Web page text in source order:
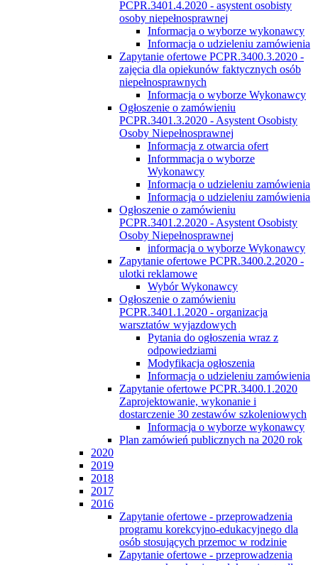
PCPR.3401.4.2020 - asystent osobisty
osoby niepełnosprawnej
Informacja o wyborze wykonawcy
Informacja o udzieleniu zamówienia
Zapytanie ofertowe PCPR.3400.3.2020 -
zajęcia dla opiekunów faktycznych osób
niepełnosprawnych
Informacja o wyborze Wykonawcy
Ogłoszenie o zamówieniu
PCPR.3401.3.2020 - Asystent Osobisty
Osoby Niepełnosprawnej
Informacja z otwarcia ofert
Informmacja o wyborze
Wykonawcy
Informacja o udzieleniu zamówienia
Informacja o udzieleniu zamówienia
Ogłoszenie o zamówieniu
PCPR.3401.2.2020 - Asystent Osobisty
Osoby Niepełnosprawnej
informacja o wyborze Wykonawcy
Zapytanie ofertowe PCPR.3400.2.2020 -
ulotki reklamowe
Wybór Wykonawcy
Ogłoszenie o zamówieniu
PCPR.3401.1.2020 - organizacja
warsztatów wyjazdowych
Pytania do ogłoszenia wraz z
odpowiedziami
Modyfikacja ogłoszenia
Informacja o udzieleniu zamówienia
Zapytanie ofertowe PCPR.3400.1.2020
Zaprojektowanie, wykonanie i
dostarczenie 30 zestawów szkoleniowych
Informacja o wyborze wykonawcy
Plan zamówień publicznych na 2020 rok
2020
2019
2018
2017
2016
Zapytanie ofertowe - przeprowadzenia
programu korekcyjno-edukacyjnego dla
osób stosujących przemoc w rodzinie
Zapytanie ofertowe - przeprowadzenia